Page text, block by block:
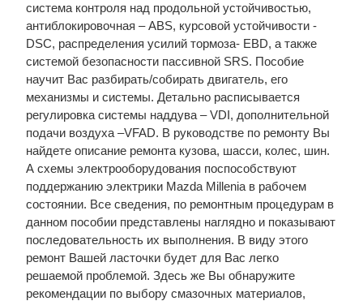
система контроля над продольной устойчивостью,
антиблокировочная – ABS, курсовой устойчивости -
DSC, распределения усилий тормоза- EBD, а также
системой безопасности пассивной SRS. Пособие
научит Вас разбирать/собирать двигатель, его
механизмы и системы. Детально расписывается
регулировка системы наддува – VDI, дополнительной
подачи воздуха –VFAD. В руководстве по ремонту Вы
найдете описание ремонта кузова, шасси, колес, шин.
А схемы электрооборудования поспособствуют
поддержанию электрики Mazda Millenia в рабочем
состоянии. Все сведения, по ремонтным процедурам в
данном пособии представлены наглядно и показывают
последовательность их выполнения. В виду этого
ремонт Вашей ласточки будет для Вас легко
решаемой проблемой. Здесь же Вы обнаружите
рекомендации по выбору смазочных материалов,